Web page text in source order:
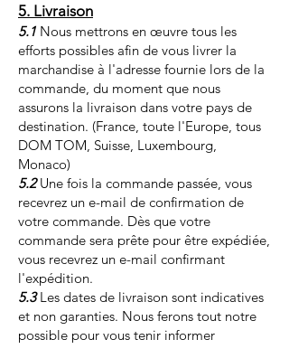
5. Livraison
5.1 Nous mettrons en œuvre tous les
efforts possibles afin de vous livrer la
marchandise à l'adresse fournie lors de la
commande, du moment que nous
assurons la livraison dans votre pays de
destination. (France, toute l'Europe, tous
DOM TOM, Suisse, Luxembourg,
Monaco)
5.2Une fois la commande passée, vous
recevrez un e-mail de confirmation de
votre commande. Dès que votre
commande sera prête pour être expédiée,
vous recevrez un e-mail confirmant
l'expédition.
5.3Les dates de livraison sont indicatives
et non garanties. Nous ferons tout notre
possible pour vous tenir informer